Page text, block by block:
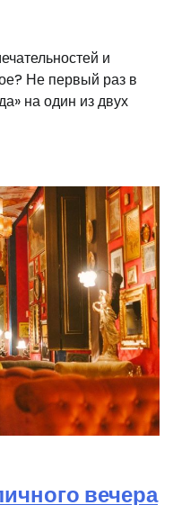
и
Не первый раз в
на один из двух
вечера